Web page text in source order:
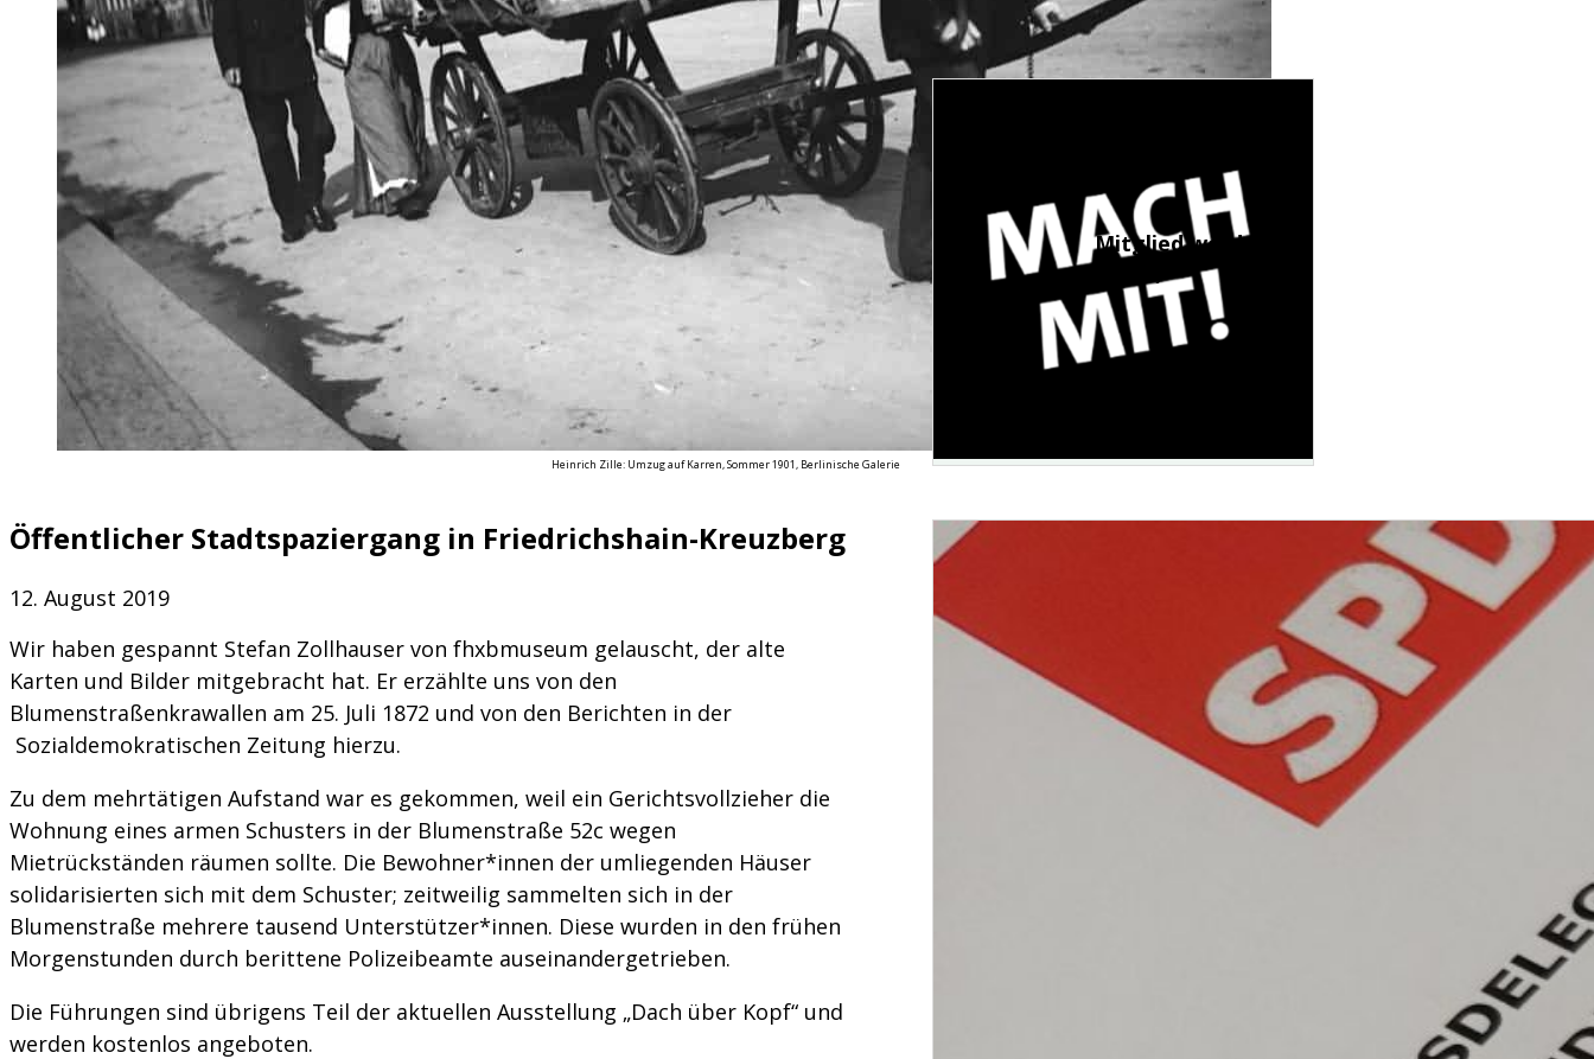
Heinrich Zille: Umzug auf Karren, Sommer 1901, Berlinische Galerie
Öffentlicher Stadtspaziergang in Friedrichshain-Kreuzberg
12. August 2019
Wir haben gespannt Stefan Zollhauser von fhxbmuseum gelauscht, der alte
Karten und Bilder mitgebracht hat. Er erzählte uns von den
Blumenstraßenkrawallen am 25. Juli 1872 und von den Berichten in der
Sozialdemokratischen Zeitung hierzu.
Zu dem mehrtätigen Aufstand war es gekommen, weil ein Gerichtsvollzieher die
Wohnung eines armen Schusters in der Blumenstraße 52c wegen
Mietrückständen räumen sollte. Die Bewohner*innen der umliegenden Häuser
solidarisierten sich mit dem Schuster; zeitweilig sammelten sich in der
Blumenstraße mehrere tausend Unterstützer*innen. Diese wurden in den frühen
Morgenstunden durch berittene Polizeibeamte auseinandergetrieben.
Die Führungen sind übrigens Teil der aktuellen Ausstellung „Dach über Kopf“ und
werden kostenlos angeboten.
Mitglied werden